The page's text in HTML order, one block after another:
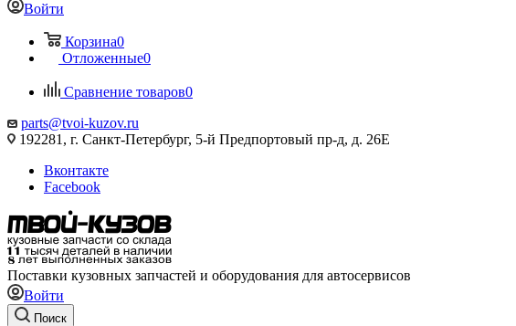
Войти
Корзина0
Отложенные0
Сравнение товаров0
parts@tvoi-kuzov.ru
192281, г. Санкт-Петербург, 5-й Предпортовый пр-д, д. 26Е
Вконтакте
Facebook
Поставки кузовных запчастей и оборудования для автосервисов
Войти
Поиск